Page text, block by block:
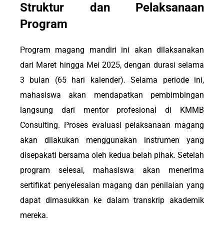
Struktur dan Pelaksanaan
Program
Program magang mandiri ini akan dilaksanakan
dari Maret hingga Mei 2025, dengan durasi selama
3 bulan (65 hari kalender). Selama periode ini,
mahasiswa akan mendapatkan pembimbingan
langsung dari mentor profesional di KMMB
Consulting. Proses evaluasi pelaksanaan magang
akan dilakukan menggunakan instrumen yang
disepakati bersama oleh kedua belah pihak. Setelah
program selesai, mahasiswa akan menerima
sertifikat penyelesaian magang dan penilaian yang
dapat dimasukkan ke dalam transkrip akademik
mereka.